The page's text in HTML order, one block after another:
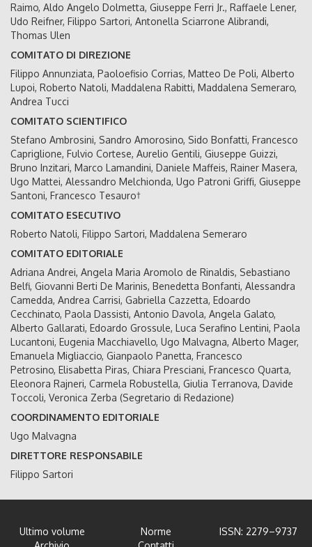
Raimo, Aldo Angelo Dolmetta, Giuseppe Ferri Jr., Raffaele Lener,
Udo Reifner, Filippo Sartori, Antonella Sciarrone Alibrandi,
Thomas Ulen
COMITATO DI DIREZIONE
Filippo Annunziata, Paoloefisio Corrias, Matteo De Poli, Alberto
Lupoi, Roberto Natoli, Maddalena Rabitti, Maddalena Semeraro,
Andrea Tucci
COMITATO SCIENTIFICO
Stefano Ambrosini, Sandro Amorosino, Sido Bonfatti, Francesco
Capriglione, Fulvio Cortese, Aurelio Gentili, Giuseppe Guizzi,
Bruno Inzitari, Marco Lamandini, Daniele Maffeis, Rainer Masera,
Ugo Mattei, Alessandro Melchionda, Ugo Patroni Griffi, Giuseppe
Santoni, Francesco Tesauro†
COMITATO ESECUTIVO
Roberto Natoli, Filippo Sartori, Maddalena Semeraro
COMITATO EDITORIALE
Adriana Andrei, Angela Maria Aromolo de Rinaldis, Sebastiano
Belfi, Giovanni Berti De Marinis, Benedetta Bonfanti, Alessandra
Camedda, Andrea Carrisi, Gabriella Cazzetta, Edoardo
Cecchinato, Paola Dassisti, Antonio Davola, Angela Galato,
Alberto Gallarati, Edoardo Grossule, Luca Serafino Lentini, Paola
Lucantoni, Eugenia Macchiavello, Ugo Malvagna, Alberto Mager,
Emanuela Migliaccio, Gianpaolo Panetta, Francesco
Petrosino, Elisabetta Piras, Chiara Presciani, Francesco Quarta,
Eleonora Rajneri, Carmela Robustella, Giulia Terranova, Davide
Toccoli, Veronica Zerba (Segretario di Redazione)
COORDINAMENTO EDITORIALE
Ugo Malvagna
DIRETTORE RESPONSABILE
Filippo Sartori
Ultimo volume
Norme
ISSN: 2279–9737